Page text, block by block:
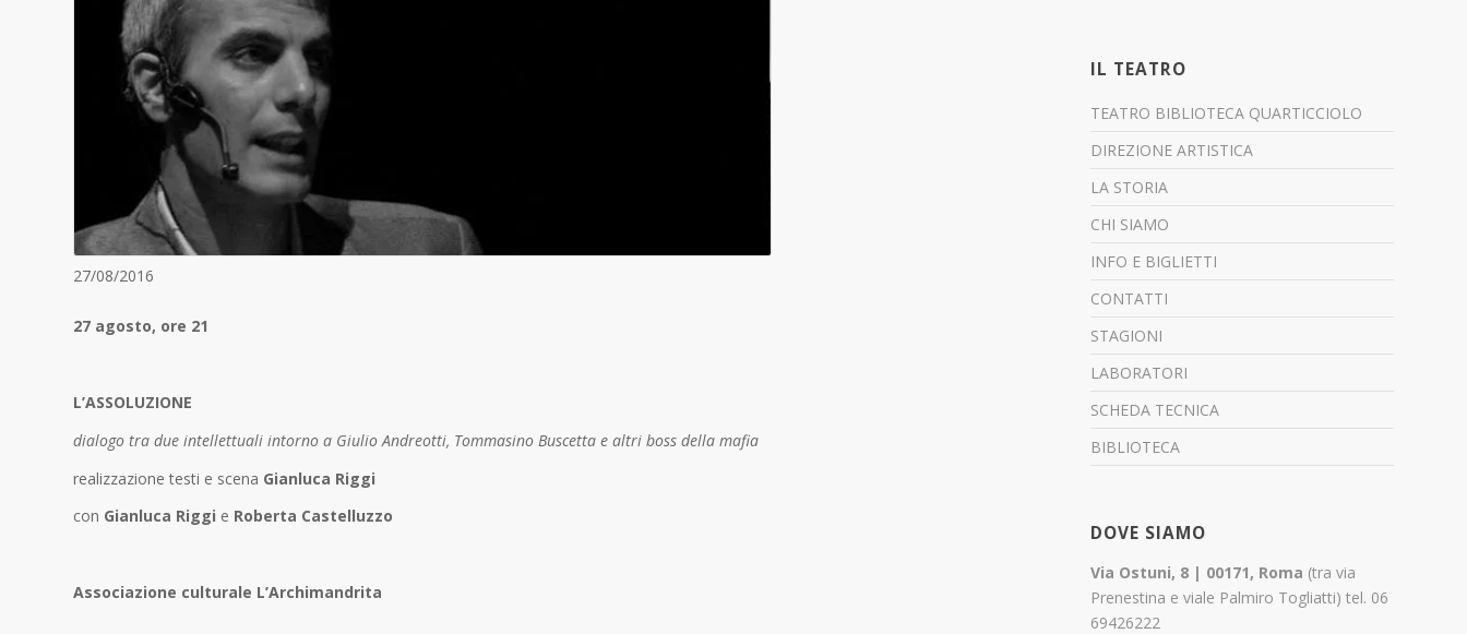
27/08/2016
27 agosto, ore 21
L’ASSOLUZIONE
dialogo tra due intellettuali intorno a Giulio Andreotti, Tommasino Buscetta e altri boss della mafia
realizzazione testi e scena Gianluca Riggi
con Gianluca Riggi e Roberta Castelluzzo
Associazione culturale L’Archimandrita
IL TEATRO
TEATRO BIBLIOTECA QUARTICCIOLO
DIREZIONE ARTISTICA
LA STORIA
CHI SIAMO
INFO E BIGLIETTI
CONTATTI
STAGIONI
LABORATORI
SCHEDA TECNICA
BIBLIOTECA
DOVE SIAMO
Via Ostuni, 8 | 00171, Roma (tra via
Prenestina e viale Palmiro Togliatti) tel. 06
69426222